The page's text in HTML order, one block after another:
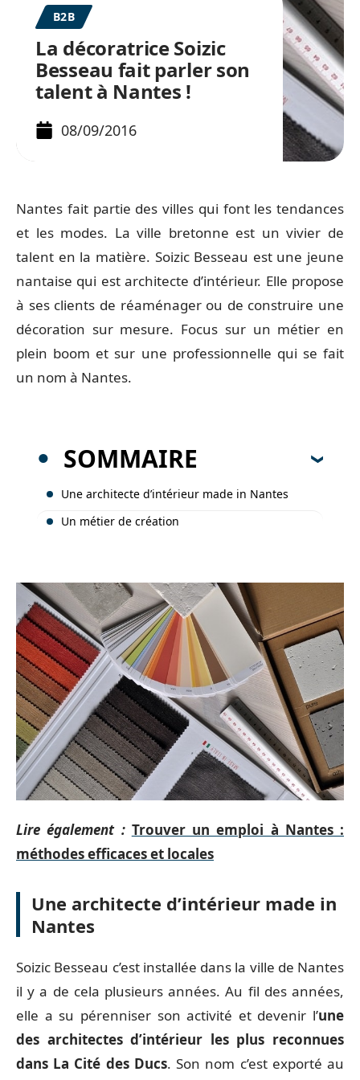
B2B
La décoratrice Soizic
Besseau fait parler son
talent à Nantes !
08/09/2016
Nantes fait partie des villes qui font les tendances
et les modes. La ville bretonne est un vivier de
talent en la matière. Soizic Besseau est une jeune
nantaise qui est architecte d’intérieur. Elle propose
à ses clients de réaménager ou de construire une
décoration sur mesure. Focus sur un métier en
plein boom et sur une professionnelle qui se fait
un nom à Nantes.
SOMMAIRE
Une architecte d’intérieur made in Nantes
Un métier de création
Lire également : Trouver un emploi à Nantes :
méthodes efficaces et locales
Une architecte d’intérieur made in
Nantes
Soizic Besseau c’est installée dans la ville de Nantes
il y a de cela plusieurs années. Au fil des années,
elle a su pérenniser son activité et devenir l’une
des architectes d’intérieur les plus reconnues
dans La Cité des Ducs. Son nom c’est exporté au